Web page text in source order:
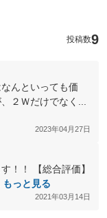
投稿数9
んといっても価
２Ｗだけでなく...
2023年04月27日
！！ 【総合評価】
もっと見る
2021年03月14日